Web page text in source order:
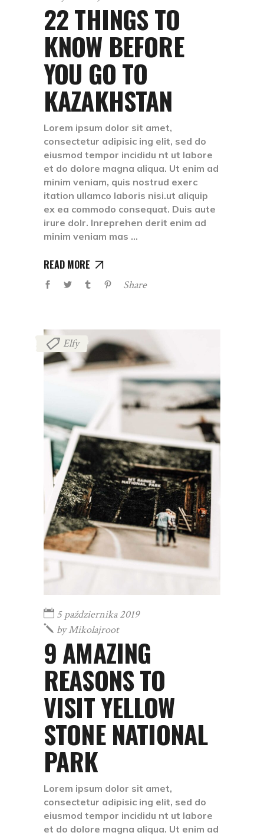
22 THINGS TO
KNOW BEFORE
YOU GO TO
KAZAKHSTAN
Lorem ipsum dolor sit amet,
consectetur adipisic ing elit, sed do
eiusmod tempor incididu nt ut labore
et do dolore magna aliqua. Ut enim ad
minim veniam, quis nostrud exerc
itation ullamco laboris nisi.ut aliquip
ex ea commodo consequat. Duis aute
irure dolr. Inreprehen derit enim ad
minim veniam mas
READ MORE
Share
Elfy
5 października 2019
byMikolajroot
9 AMAZING
REASONS TO
VISIT YELLOW
STONE NATIONAL
PARK
Lorem ipsum dolor sit amet,
consectetur adipisic ing elit, sed do
eiusmod tempor incididu nt ut labore
et do dolore magna aliqua. Ut enim ad